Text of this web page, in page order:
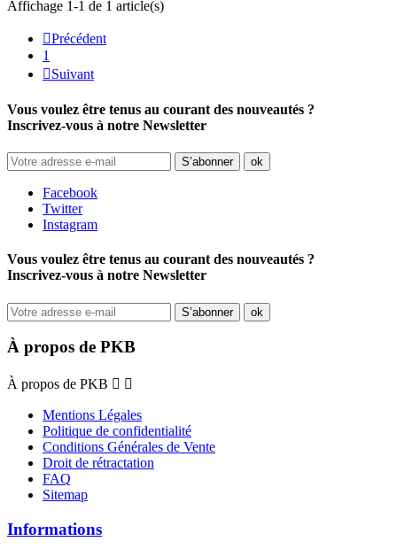
Affichage 1-1 de 1 article(s)
Précédent
1
Suivant
Vous voulez être tenus au courant des nouveautés ?
Inscrivez-vous à notre Newsletter
Facebook
Twitter
Instagram
Vous voulez être tenus au courant des nouveautés ?
Inscrivez-vous à notre Newsletter
À propos de PKB
À propos de PKB  
Mentions Légales
Politique de confidentialité
Conditions Générales de Vente
Droit de rétractation
FAQ
Sitemap
Informations